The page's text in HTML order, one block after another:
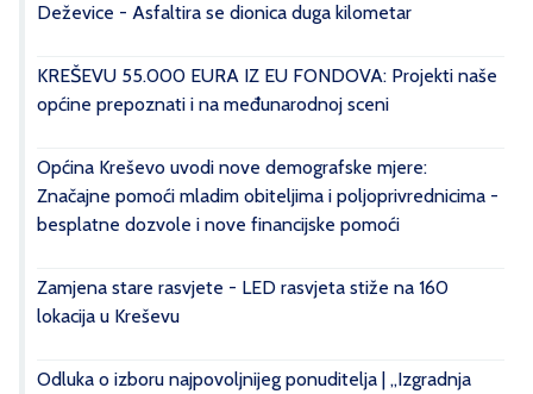
Deževice - Asfaltira se dionica duga kilometar
KREŠEVU 55.000 EURA IZ EU FONDOVA: Projekti naše
općine prepoznati i na međunarodnoj sceni
Općina Kreševo uvodi nove demografske mjere:
Značajne pomoći mladim obiteljima i poljoprivrednicima -
besplatne dozvole i nove financijske pomoći
Zamjena stare rasvjete - LED rasvjeta stiže na 160
lokacija u Kreševu
Odluka o izboru najpovoljnijeg ponuditelja | „Izgradnja